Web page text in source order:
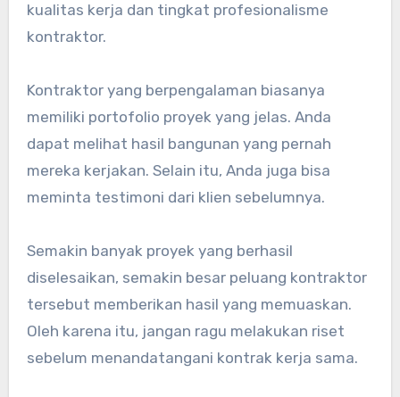
kualitas kerja dan tingkat profesionalisme
kontraktor.
Kontraktor yang berpengalaman biasanya
memiliki portofolio proyek yang jelas. Anda
dapat melihat hasil bangunan yang pernah
mereka kerjakan. Selain itu, Anda juga bisa
meminta testimoni dari klien sebelumnya.
Semakin banyak proyek yang berhasil
diselesaikan, semakin besar peluang kontraktor
tersebut memberikan hasil yang memuaskan.
Oleh karena itu, jangan ragu melakukan riset
sebelum menandatangani kontrak kerja sama.